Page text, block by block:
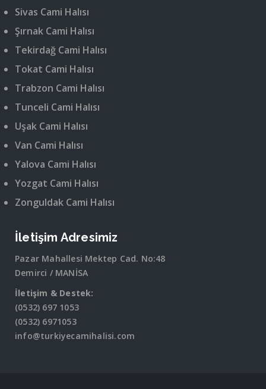
Sivas Cami Halısı
Şırnak Cami Halısı
Tekirdağ Cami Halısı
Tokat Cami Halısı
Trabzon Cami Halısı
Tunceli Cami Halısı
Uşak Cami Halısı
Van Cami Halısı
Yalova Cami Halısı
Yozgat Cami Halısı
Zonguldak Cami Halısı
İletişim Adresimiz
Pazar Mahallesi Mektep Cad. No:48
Demirci / MANİSA
İletişim & Destek:
(0532) 697 1053
(0532) 6971053
info@turkiyecamihalisi.com